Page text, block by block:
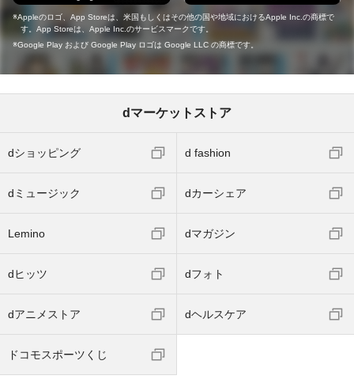
Appleのロゴ、App Storeは、米国もしくはその他の国や地域におけるApple Inc.の商標で
す。App Storeは、Apple Inc.のサービスマークです。
Google Play および Google Play ロゴは Google LLC の商標です。
dマーケットストア
dショッピング d fashion
dミュージック dカーシェア
Lemino dマガジン
dヒッツ dフォト
dアニメストア dヘルスケア
ドコモスポーツくじ